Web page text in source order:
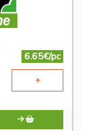
6.65€/pc
+